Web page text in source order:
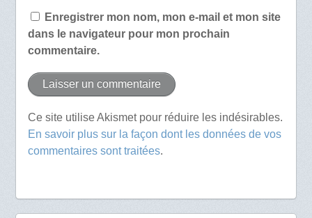
Enregistrer mon nom, mon e-mail et mon site
dans le navigateur pour mon prochain
commentaire.
Ce site utilise Akismet pour réduire les indésirables.
En savoir plus sur la façon dont les données de vos
commentaires sont traitées.